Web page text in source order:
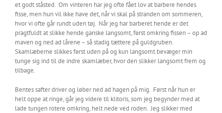
et godt ståsted. Om vinteren har jeg ofte fået lov at barbere hendes
fisse, men hun vil ikke have det, når vi skal på stranden om sommeren,
hvor vi ofte går rundt uden tøj. Når jeg har barberet hende er det
pragtfuldt at slikke hende ganske langsomt, først omkring fissen – op ad
maven og ned ad lårene – så stadig tættere på guldgruben.
Skamlæberne slikkes først uden på og kun langsomt bevæger min
tunge sig ind til de indre skamlæber, hvor den slikker langsomt frem og
tilbage.
Bentes safter driver og løber ned ad hagen på mig. Først når hun er
helt oppe at ringe, går jeg videre til klitoris, som jeg begynder med at
lade tungen rotere omkring, helt nede ved roden. Jeg slikker med